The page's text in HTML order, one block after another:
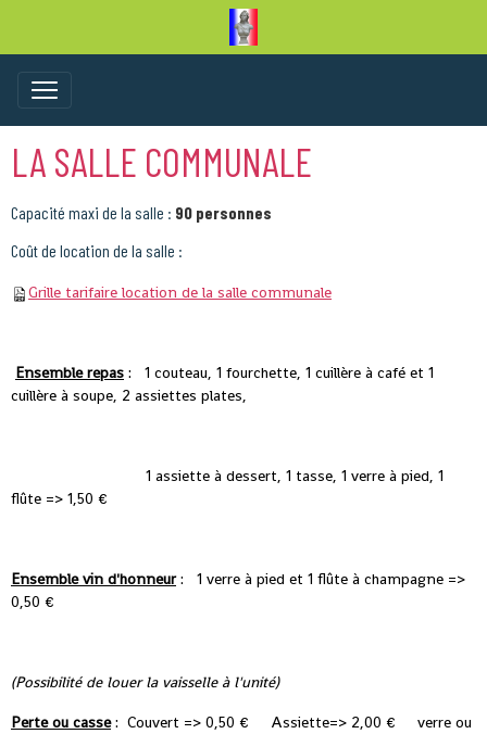
LA SALLE COMMUNALE
Capacité maxi de la salle : 90 personnes
Coût de location de la salle :
Grille tarifaire location de la salle communale
Ensemble repas : 1 couteau, 1 fourchette, 1 cuillère à café et 1
cuillère à soupe, 2 assiettes plates,
1 assiette à dessert, 1 tasse, 1 verre à pied, 1
flûte => 1,50 €
Ensemble vin d'honneur: 1 verre à pied et 1 flûte à champagne =>
0,50 €
(Possibilité de louer la vaisselle à l'unité)
Perte ou casse: Couvert => 0,50 € Assiette=> 2,00 € verre ou